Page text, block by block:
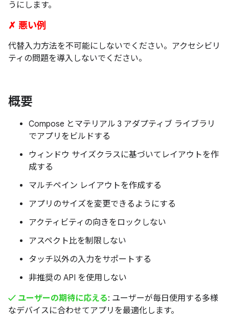
うにします。
✗ 悪い例
代替入力方法を不可能にしないでください。アクセシビリ
ティの問題を導入しないでください。
概要
Compose とマテリアル 3 アダプティブ ライブラリ
でアプリをビルドする
ウィンドウ サイズクラスに基づいてレイアウトを作
成する
マルチペイン レイアウトを作成する
アプリのサイズを変更できるようにする
アクティビティの向きをロックしない
アスペクト比を制限しない
タッチ以外の入力をサポートする
非推奨の API を使用しない
✓ ユーザーの期待に応える: ユーザーが毎日使用する多様
なデバイスに合わせてアプリを最適化します。